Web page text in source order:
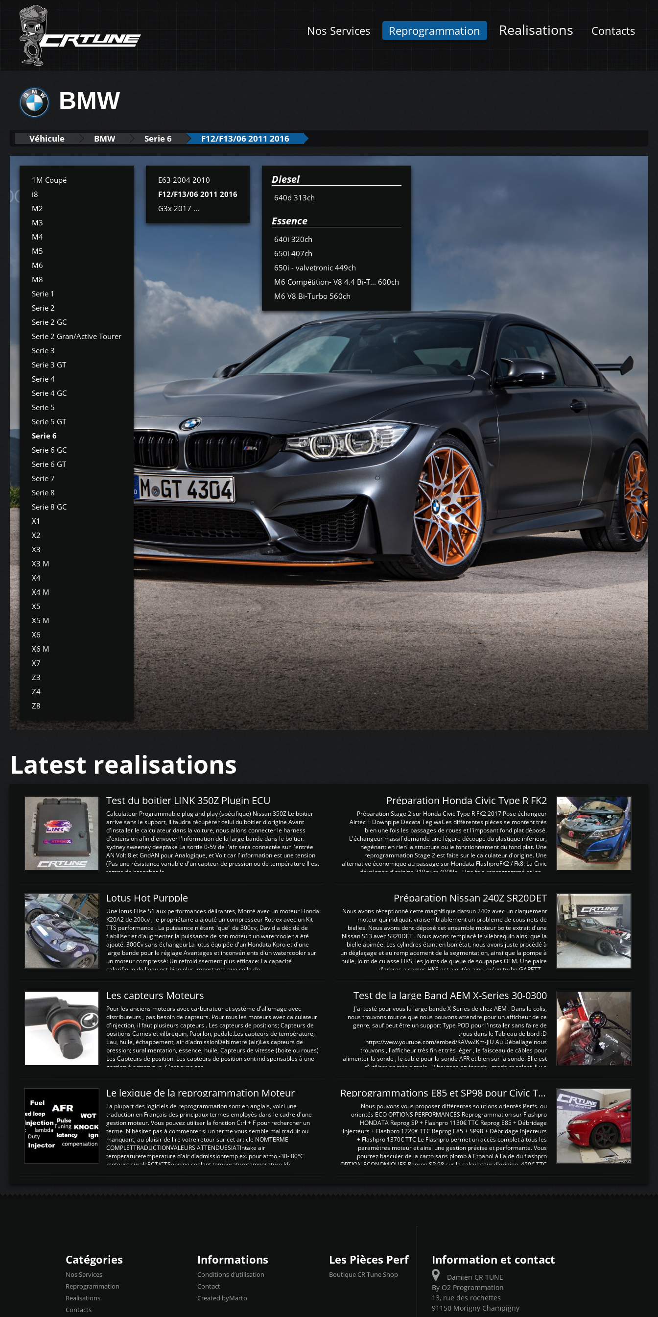
Nos Services Reprogrammation Realisations Contacts
BMW
Véhicule BMW Serie 6 F12/F13/06 2011 2016
1M Coupé
i8
M2
M3
M4
M5
M6
M8
Serie 1
Serie 2
Serie 2 GC
Serie 2 Gran/Active Tourer
Serie 3
Serie 3 GT
Serie 4
Serie 4 GC
Serie 5
Serie 5 GT
Serie 6
Serie 6 GC
Serie 6 GT
Serie 7
Serie 8
Serie 8 GC
X1
X2
X3
X3 M
X4
X4 M
X5
X5 M
X6
X6 M
X7
Z3
Z4
Z8
E63 2004 2010
F12/F13/06 2011 2016
G3x 2017 ...
Diesel
640d 313ch
Essence
640i 320ch
650i 407ch
650i - valvetronic 449ch
M6 Compétition- V8 4.4 Bi-T... 600ch
M6 V8 Bi-Turbo 560ch
Latest realisations
Test du boitier LINK 350Z Plugin ECU
Calculateur Programmable plug and play (spécifique) Nissan 350Z Le boitier
arrive sans le support, Il faudra récupérer celui du boitier d'origine Avant
d'installer le calculateur dans la voiture, nous allons connecter le harness
d'extension afin d'envoyer l'information de la large bande dans le boitier.
sydney sweeney deepfake La sortie 0-5V de l'afr sera connectée sur l'entrée
AN Volt 8 et GndAN pour Analogique, et Volt car l'information est une tension
(Pas une résistance variable d'un capteur de pression ou de température Il est
temps de brancher le ...
Préparation Honda Civic Type R FK2
Préparation Stage 2 sur Honda Civic Type R FK2 2017 Pose échangeur
Airtec + Downpipe Décata TegiwaCes différentes pièces se montent très
bien une fois les passages de roues et l'imposant fond plat déposé.
L'échangeur massif demande une légere découpe du plastique inferieur,
negénant en rien la structure ou le fonctionnement du fond plat. Une
reprogrammation Stage 2 est faite sur le calculateur d'origine. Une
alternative économique au passage sur Hondata FlashproFK2 / Fk8. La Civic
développe d'origine 310cv et 400Nn , Une fois reprogrammé et les ...
Lotus Hot Purpple
Une lotus Elise S1 aux performances délirantes, Monté avec un moteur Honda
K20A2 de 200cv , le propriétaire a ajouté un compresseur Rotrex avec un Kit
TTS performance . La puissance n'étant "que" de 300cv, David a décidé de
fiabiliser et d'augmenter la puissance de son moteur: un watercooler a été
ajouté. 300Cv sans échangeurLa lotus équipée d'un Hondata Kpro et d'une
large bande pour le réglage Avantages et inconvénients d'un watercooler sur
un moteur compressé: Un refroidissement plus efficace: La capacité
calorifique de l'eau est bien plus importante que celle de ...
Préparation Nissan 240Z SR20DET
Nous avons réceptionné cette magnifique datsun 240z avec un claquement
moteur qui indiquait vraisemblablement un probleme de cousinets de
bielles. Nous avons donc déposé cet ensemble moteur boite extrait d'une
Nissan S13 avec SR20DET . Nous avons remplacé le vilebrequin ainsi que la
bielle abimée. Les cylindres étant en bon état, nous avons juste procédé à
un déglaçage et au remplacement de la segmentation, ainsi que la pompe à
huile, Joint de culasse HKS, les joints de queue de soupapes OEM. Une paire
d'arbres a cames HKS est ajoutée ainsi qu'un turbo GARETT ...
Les capteurs Moteurs
Pour les anciens moteurs avec carburateur et système d'allumage avec
distributeurs , pas besoin de capteurs. Pour tous les moteurs avec calculateur
d'injection, il faut plusieurs capteurs . Les capteurs de positions; Capteurs de
positions Cames et vilbrequin, Papillon, pedale.Les capteurs de température;
Eau, huile, échappement, air d'admissionDébimetre (air)Les capteurs de
pression; suralimentation, essence, huile, Capteurs de vitesse (boite ou roues)
Les Capteurs de position. Les capteurs de position sont indispensables à une
gestion électronique. C'est avec ces ...
Test de la large Band AEM X-Series 30-0300
J'ai testé pour vous la large bande X-Series de chez AEM . Dans le colis,
nous trouvons tout ce que nous pouvons attendre pour un afficheur de ce
genre, sauf peut être un support Type POD pour l'installer sans faire de
trous dans le Tableau de bord :D
https://www.youtube.com/embed/KAVwZKm-JiU Au Déballage nous
trouvons , l'afficheur très fin et très léger , le faisceau de câbles pour
alimenter la sonde , le cable pour la sonde AFR et bien sur la sonde. Elle est
d'utilisation très simple , 2 boutons en façade , mode et select. Il y a
Le lexique de la reprogrammation Moteur
La plupart des logiciels de reprogrammation sont en anglais, voici une
traduction en Français des principaux termes employés dans le cadre d'une
gestion moteur. Vous pouvez utiliser la fonction Ctrl + F pour rechercher un
terme N'hésitez pas à commenter si un terme vous semble mal traduit ou
manquant, au plaisir de lire votre retour sur cet article NOMTERME
COMPLETTRADUCTIONVALEURS ATTENDUESIATIntake air
temperaturetemperature d'air d'admissiontemp ex. pour atmo -30- 80°C
moteurs suralsECT/CTSengine coolant temperaturetemperature ldr
Reprogrammations E85 et SP98 pour Civic Type R FN2
Nous pouvons vous proposer différentes solutions orientés Perfs. ou
orientés ECO OPTIONS PERFORMANCES Reprogrammation sur Flashpro
HONDATA Reprog SP + Flashpro 1130€ TTC Reprog E85 + Débridage
injecteurs + Flashpro 1220€ TTC Reprog E85 + SP98 + Débridage Injecteurs
+ Flashpro 1370€ TTC Le Flashpro permet un accès complet à tous les
paramètres moteur et ainsi une gestion précise et performante. Vous
pourrez basculer de la carto sans plomb à Ethanol à l'aide du flashpro
OPTION ECONOMIQUES Reprog SP 98 sur le calculateur d'origine 450€ TTC
Catégories
Nos Services
Reprogrammation
Realisations
Contacts
Informations
Conditions d’utilisation
Contact
Created byMarto
Les Pièces Perf
Boutique CR Tune Shop
Information et contact
Damien CR TUNE
By O2 Programmation
13, rue des rochettes
91150 Morigny Champigny